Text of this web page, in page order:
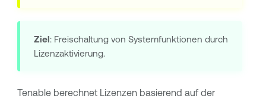
Ziel: Freischaltung von Systemfunktionen durch
Lizenzaktivierung.
Tenableberechnet Lizenzen basierend auf der